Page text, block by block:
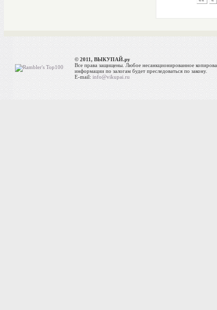
© 2011, ВЫКУПАЙ.ру
Все права защищены. Любое несанкционированное
информации по залогам будет преследоваться по закону.
E-mail:info@vikupai.ru